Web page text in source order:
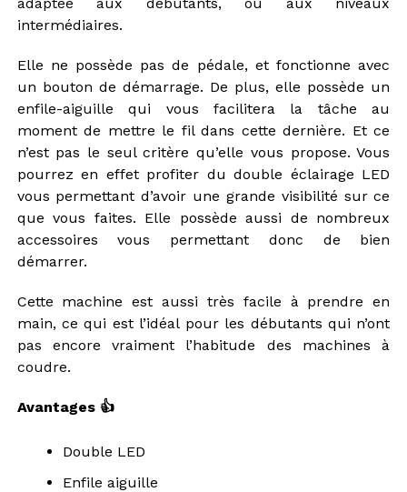
intermédiaires.
Elle ne possède pas de pédale, et fonctionne avec
un bouton de démarrage. De plus, elle possède un
enfile-aiguille qui vous facilitera la tâche au
moment de mettre le fil dans cette dernière. Et ce
n’est pas le seul critère qu’elle vous propose. Vous
pourrez en effet profiter du double éclairage LED
vous permettant d’avoir une grande visibilité sur ce
que vous faites. Elle possède aussi de nombreux
accessoires vous permettant donc de bien
démarrer.
Cette machine est aussi très facile à prendre en
main, ce qui est l’idéal pour les débutants qui n’ont
pas encore vraiment l’habitude des machines à
coudre.
Avantages 👍
Double LED
Enfile aiguille